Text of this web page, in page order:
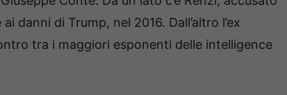
danni di Trump, nel 2016. Dall’altro l’ex
tra i maggiori esponenti delle intelligence